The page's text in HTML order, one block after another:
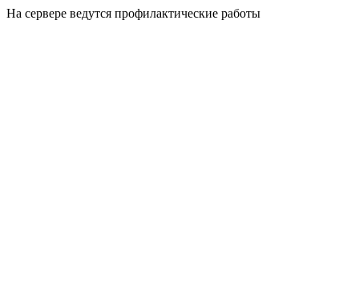
На сервере ведутся профилактические работы